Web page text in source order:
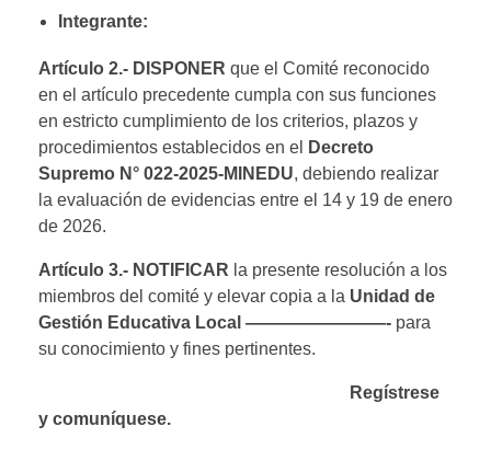
Integrante:
Artículo 2.- DISPONER que el Comité reconocido
en el artículo precedente cumpla con sus funciones
en estricto cumplimiento de los criterios, plazos y
procedimientos establecidos en el
Decreto
Supremo N° 022-2025-MINEDU, debiendo realizar
la evaluación de evidencias entre el 14 y 19 de enero
de 2026.
Artículo 3.- NOTIFICAR la presente resolución a los
miembros del comité y elevar copia a la Unidad de
Gestión Educativa Local ————————- para
su conocimiento y fines pertinentes.
Regístrese
y comuníquese.